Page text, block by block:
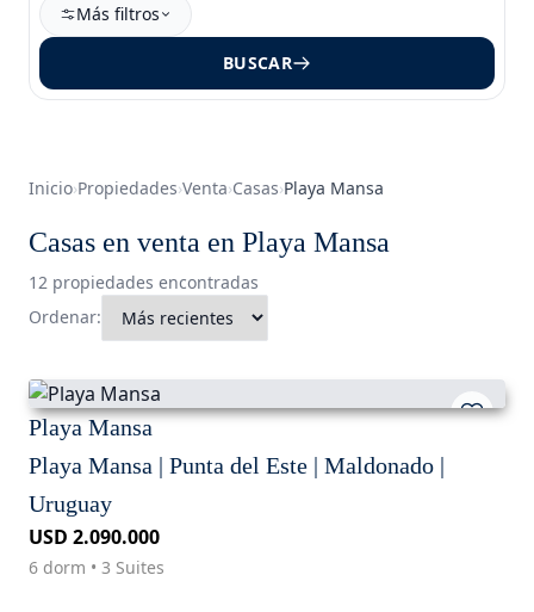
Más filtros
BUSCAR
Inicio›Propiedades›Venta›Casas›Playa Mansa
Casas en venta en Playa Mansa
12 propiedades encontradas
Ordenar:
Playa Mansa
Playa Mansa | Punta del Este | Maldonado |
Uruguay
USD 2.090.000
6 dorm • 3 Suites